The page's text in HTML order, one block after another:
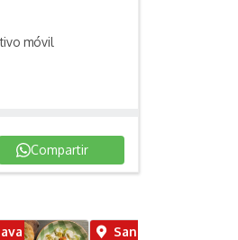
móvil
Compartir
Santa Úrsula